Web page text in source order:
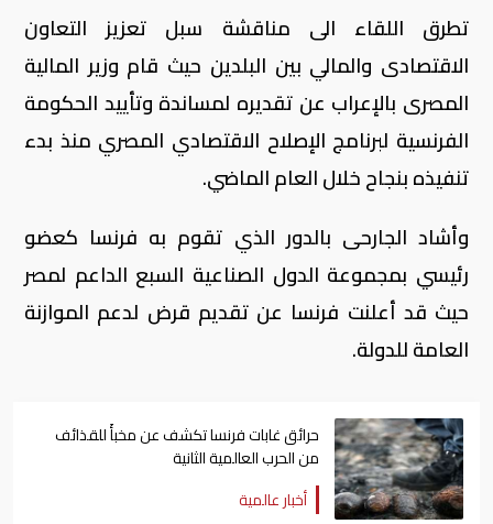
تطرق اللقاء الى مناقشة سبل تعزيز التعاون
الاقتصادى والمالي بين البلدين حيث قام وزير المالية
المصرى بالإعراب عن تقديره لمساندة وتأييد الحكومة
الفرنسية لبرنامج الإصلاح الاقتصادي المصري منذ بدء
تنفيذه بنجاح خلال العام الماضي.
وأشاد الجارحى بالدور الذي تقوم به فرنسا كعضو
رئيسي بمجموعة الدول الصناعية السبع الداعم لمصر
حيث قد أعلنت فرنسا عن تقديم قرض لدعم الموازنة
العامة للدولة.
حرائق غابات فرنسا تكشف عن مخبأً للقذائف
من الحرب العالمية الثانية
أخبار عالمية